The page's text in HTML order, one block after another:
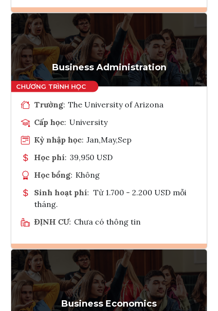
Ghi danh
Tham vấn Interlink
Business Administration
Trường: The University of Arizona
Cấp học: University
Kỳ nhập học: Jan,May,Sep
Học phí: 39,950 USD
Học bổng: Không
Sinh hoạt phí: Từ 1.700 - 2.200 USD mỗi
tháng.
ĐỊNH CƯ: Chưa có thông tin
Ghi danh
Tham vấn Interlink
Business Economics